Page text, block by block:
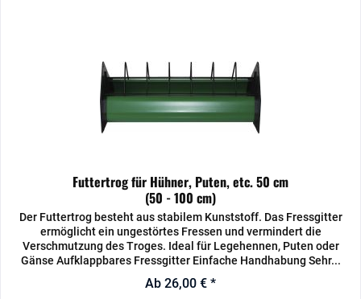
Futtertrog für Hühner, Puten, etc. 50 cm
(50 - 100 cm)
Der Futtertrog besteht aus stabilem Kunststoff. Das Fressgitter
ermöglicht ein ungestörtes Fressen und vermindert die
Verschmutzung des Troges. Ideal für Legehennen, Puten oder
Gänse Aufklappbares Fressgitter Einfache Handhabung Sehr...
Ab 26,00 € *